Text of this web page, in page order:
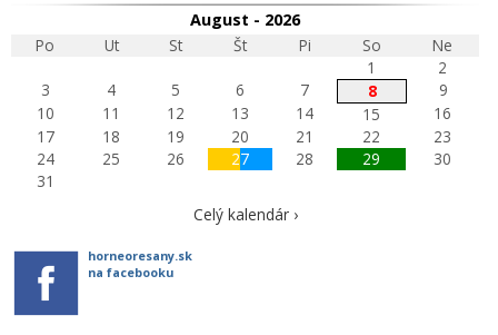
August - 2026
Po
Ut St Št Pi So
Ne
1
2
3
4 5 6 7 8
9
10
11 12 13 14 15
16
17
18 19 20 21 22
23
24
25 26 27 28 29
30
31
Celý kalendár ›
horneoresany.sk
na facebooku